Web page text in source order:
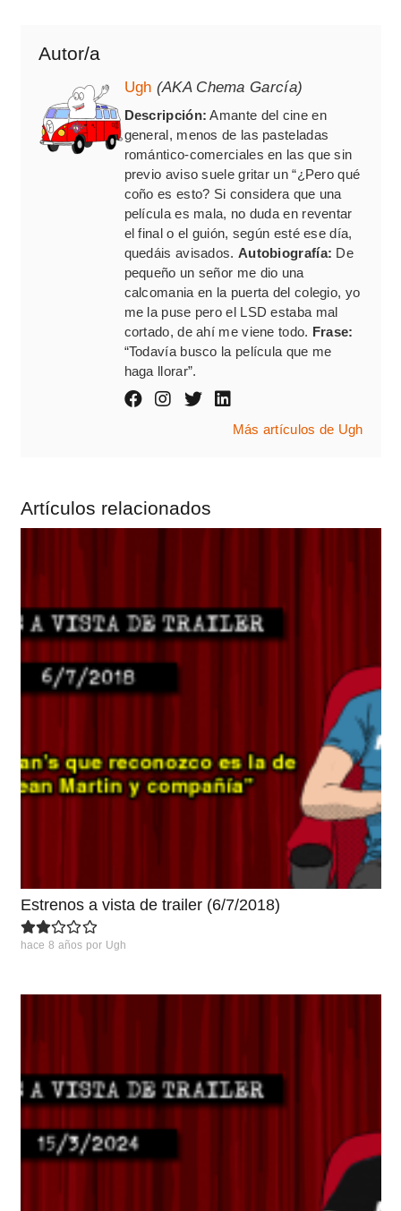
Autor/a
Ugh (AKA Chema García)
Descripción: Amante del cine en
general, menos de las pasteladas
romántico-comerciales en las que sin
previo aviso suele gritar un “¿Pero qué
coño es esto? Si considera que una
película es mala, no duda en reventar
el final o el guión, según esté ese día,
quedáis avisados. Autobiografía: De
pequeño un señor me dio una
calcomania en la puerta del colegio, yo
me la puse pero el LSD estaba mal
cortado, de ahí me viene todo. Frase:
“Todavía busco la película que me
haga llorar”.
Más artículos de Ugh
Artículos relacionados
Estrenos a vista de trailer (6/7/2018)
hace 8 años por Ugh